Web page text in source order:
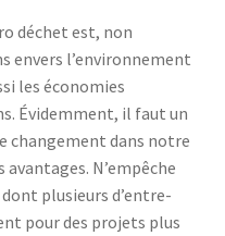
déchet est, non
envers l’environnement
les économies
Évidemment, il faut un
changement dans notre
N’empêche
plusieurs d’entre-
pour des projets plus